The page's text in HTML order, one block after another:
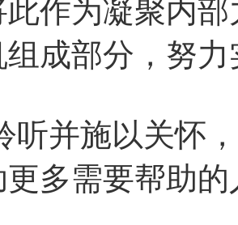
此作为凝聚内
成部分，努
并施以关怀，
多需要帮助的